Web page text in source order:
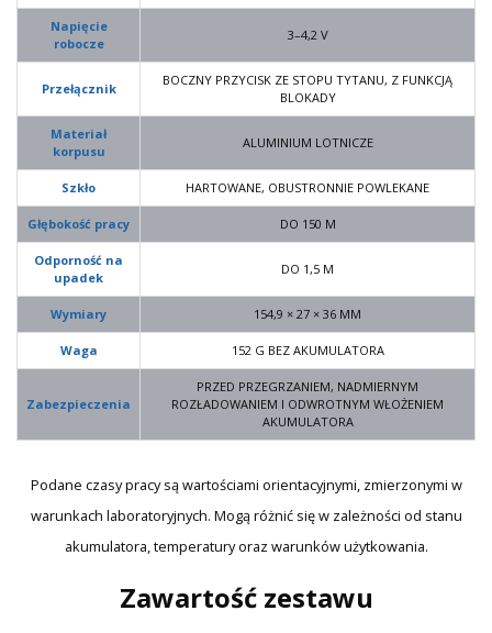
Napięcie
robocze
3–4,2 V
Przełącznik
BOCZNY PRZYCISK ZE STOPU TYTANU, Z FUNKCJĄ
BLOKADY
Materiał
korpusu
ALUMINIUM LOTNICZE
Szkło HARTOWANE, OBUSTRONNIE POWLEKANE
Głębokość pracy DO 150 M
Odporność na
upadek
DO 1,5 M
Wymiary 154,9 × 27 × 36 MM
Waga 152 G BEZ AKUMULATORA
Zabezpieczenia
PRZED PRZEGRZANIEM, NADMIERNYM
ROZŁADOWANIEM I ODWROTNYM WŁOŻENIEM
AKUMULATORA
Podane czasy pracy są wartościami orientacyjnymi, zmierzonymi w
warunkach laboratoryjnych. Mogą różnić się w zależności od stanu
akumulatora, temperatury oraz warunków użytkowania.
Zawartość zestawu